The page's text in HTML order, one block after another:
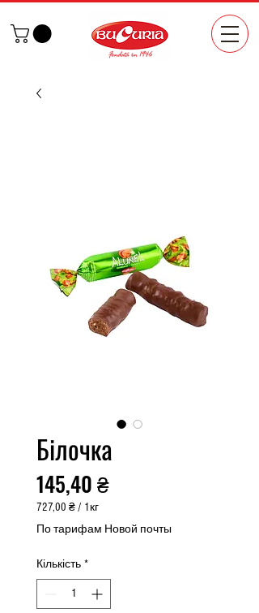
Білочка
145,40 ₴Ціна
727,00 ₴/ 1кг
727,00 ₴
Кілограм
По тарифам Новой почты
Кількість *